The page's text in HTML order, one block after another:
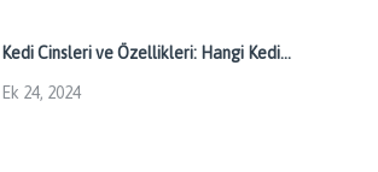
Kedi Cinsleri ve Özellikleri: Hangi Kedi...
Ek 24, 2024